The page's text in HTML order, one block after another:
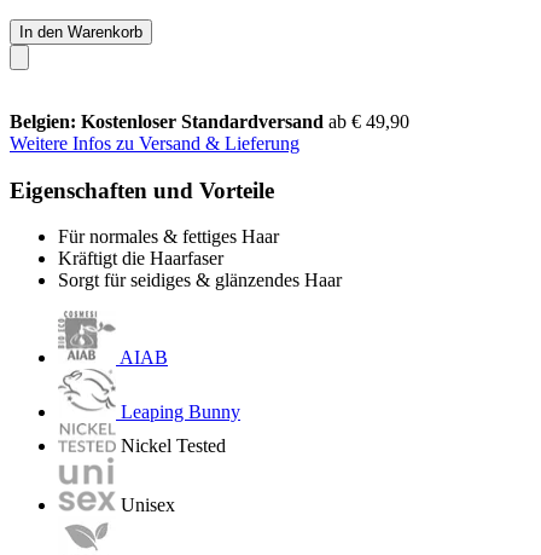
In den Warenkorb
Belgien: Kostenloser Standardversand ab € 49,90
Weitere Infos zu Versand & Lieferung
Eigenschaften und Vorteile
Für normales & fettiges Haar
Kräftigt die Haarfaser
Sorgt für seidiges & glänzendes Haar
AIAB
Leaping Bunny
Nickel Tested
Unisex